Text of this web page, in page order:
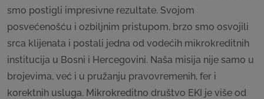
smo postigli impresivne rezultate. Svojom
posvećenošću i ozbiljnim pristupom, brzo smo osvojili
srca klijenata i postali jedna od vodećih mikrokreditnih
institucija u Bosni i Hercegovini. Naša misija nije samo u
brojevima, već i u pružanju pravovremenih, fer i
korektnih usluga. Mikrokreditno društvo EKI je više od